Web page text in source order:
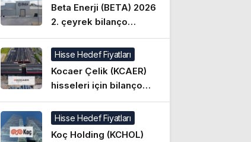
Beta Enerji (BETA) 2026
2. çeyrek bilanço
beklentisi
Hisse Hedef Fiyatları
Kocaer Çelik (KCAER)
hisseleri için bilanço
sonrası 4 yeni hedef
fiyat açıklandı
Hisse Hedef Fiyatları
Koç Holding (KCHOL)